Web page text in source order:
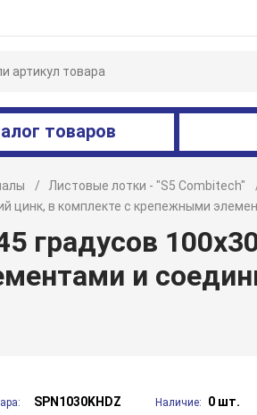
товаров
Листовые лотки - "S5 Combitech"
цинк, в комплекте с крепежными
градусов
и
SPN1030KHDZ Наличие: 0 шт.